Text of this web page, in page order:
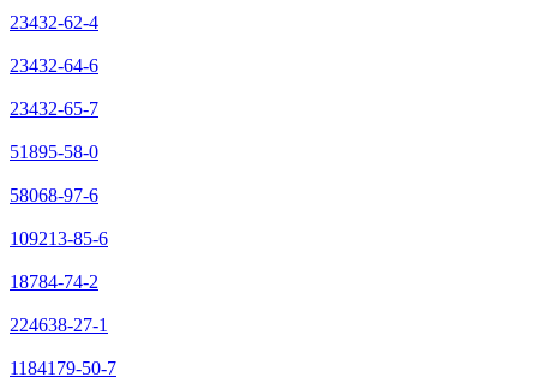
23432-62-4
23432-64-6
23432-65-7
51895-58-0
58068-97-6
109213-85-6
18784-74-2
224638-27-1
1184179-50-7